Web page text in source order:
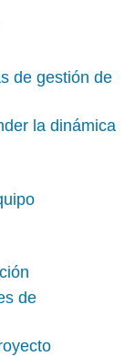
de gestión de
la dinámica
de